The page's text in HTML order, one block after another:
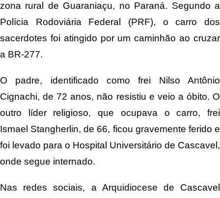
zona rural de Guaraniaçu, no Paraná. Segundo a
Polícia Rodoviária Federal (PRF), o carro dos
sacerdotes foi atingido por um caminhão ao cruzar
a BR-277.
O padre, identificado como frei Nilso Antônio
Cignachi, de 72 anos, não resistiu e veio a óbito. O
outro líder religioso, que ocupava o carro, frei
Ismael Stangherlin, de 66, ficou gravemente ferido e
foi levado para o Hospital Universitário de Cascavel,
onde segue internado.
Nas redes sociais, a Arquidiocese de Cascavel